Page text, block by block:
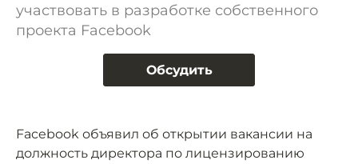
участвовать в разработке собственного
проекта Facebook
Обсудить
Facebook объявил об открытии вакансии на
должность директора по лицензированию